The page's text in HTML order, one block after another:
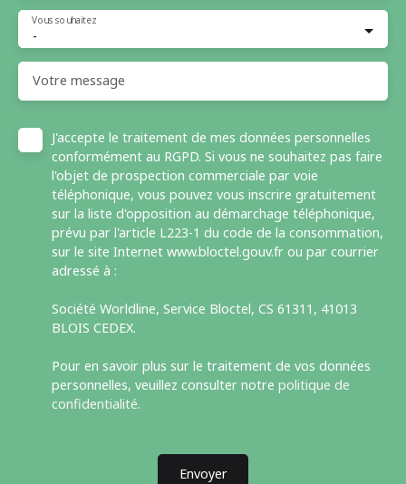
-
Vous souhaitez
Votre message
J'accepte le traitement de mes données personnelles
conformément au RGPD. Si vous ne souhaitez pas faire
l'objet de prospection commerciale par voie
téléphonique, vous pouvez vous inscrire gratuitement
sur la liste d'opposition au démarchage téléphonique,
prévu par l'article L223-1 du code de la consommation,
sur le site Internet www.bloctel.gouv.fr ou par courrier
adressé à :
Société Worldline, Service Bloctel, CS 61311, 41013
BLOIS CEDEX.
Pour en savoir plus sur le traitement de vos données
personnelles, veuillez consulter notre politique de
confidentialité.
Envoyer